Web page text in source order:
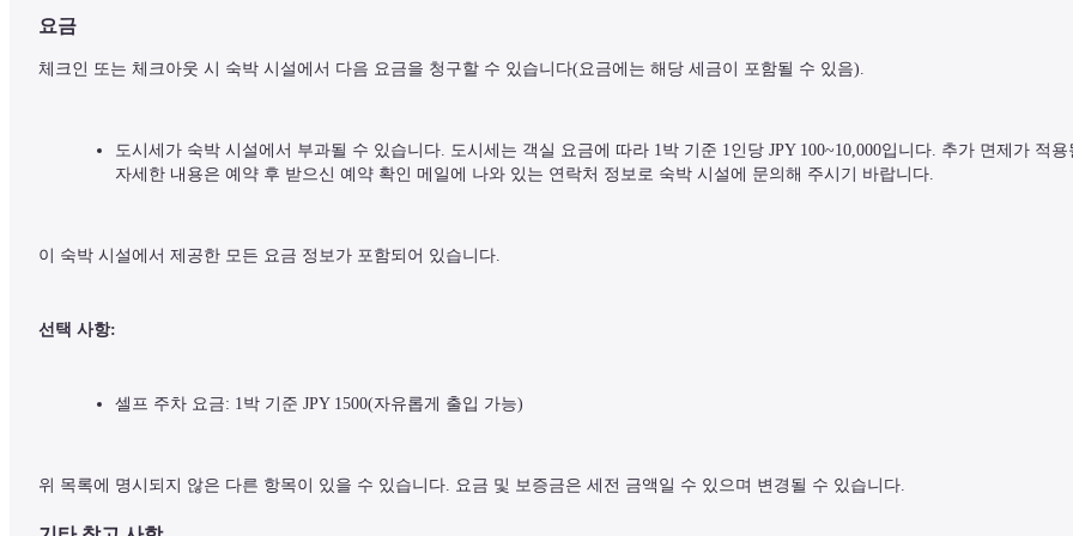
요금
체크인 또는 체크아웃 시 숙박 시설에서 다음 요금을 청구할 수 있습니다(요금에는 해당 세금이 포함될 수 있음).
도시세가 숙박 시설에서 부과될 수 있습니다. 도시세는 객실 요금에 따라 1박 기준 1인당 JPY 100~10,000입니다. 추가 면제가 적용
자세한 내용은 예약 후 받으신 예약 확인 메일에 나와 있는 연락처 정보로 숙박 시설에 문의해 주시기 바랍니다.
이 숙박 시설에서 제공한 모든 요금 정보가 포함되어 있습니다.
선택 사항:
셀프 주차 요금: 1박 기준 JPY 1500(자유롭게 출입 가능)
위 목록에 명시되지 않은 다른 항목이 있을 수 있습니다. 요금 및 보증금은 세전 금액일 수 있으며 변경될 수 있습니다.